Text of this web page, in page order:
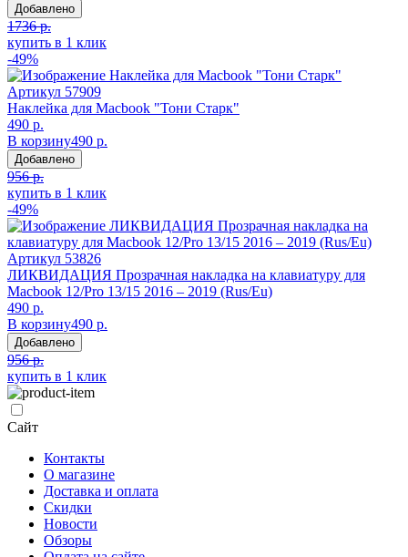
Добавлено
1736 р.
купить в 1 клик
-49%
Артикул 57909
Наклейка для Macbook "Тони Старк"
490 р.
В корзину490 р.
Добавлено
956 р.
купить в 1 клик
-49%
Артикул 53826
ЛИКВИДАЦИЯ Прозрачная накладка на клавиатуру для
Macbook 12/Pro 13/15 2016 – 2019 (Rus/Eu)
490 р.
В корзину490 р.
Добавлено
956 р.
купить в 1 клик
Сайт
Контакты
О магазине
Доставка и оплата
Скидки
Новости
Обзоры